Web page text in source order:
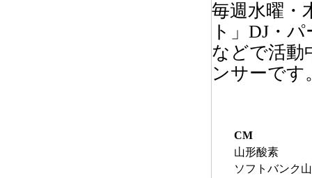
毎週水曜・
ト」DJ・
などで活動
ンサーです
CM
山形酸素
ソフトバンク